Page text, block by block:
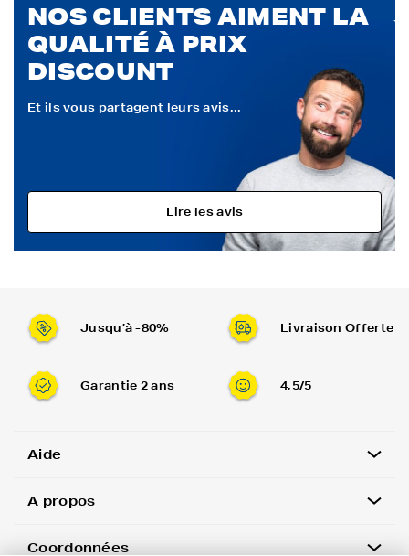
NOS CLIENTS AIMENT LA
QUALITÉ À PRIX
DISCOUNT
Et ils vous partagent leurs avis...
Lire les avis
Jusqu’à -80% Livraison Offerte
Garantie 2 ans 4,5/5
Aide
A propos
Coordonnées